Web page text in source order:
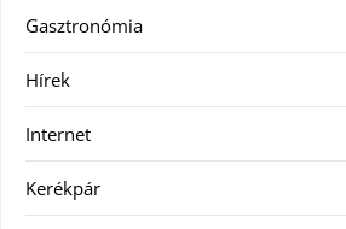
Gasztronómia
Hírek
Internet
Kerékpár